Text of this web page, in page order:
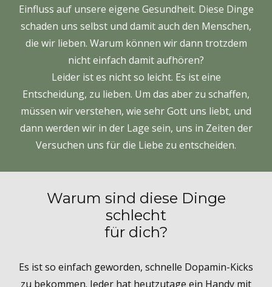
Einfluss auf unsere eigene Gesundheit. Diese Dinge
schaden uns selbst und damit auch den Menschen,
die wir lieben. Warum können wir dann trotzdem
nicht einfach damit aufhören?
Leider ist es nicht so leicht. Es ist eine
Entscheidung, zu lieben. Um das aber zu schaffen,
müssen wir verstehen, wie sehr Gott uns liebt, und
dann werden wir in der Lage sein, uns in Zeiten der
Versuchen uns für die Liebe zu entscheiden.
Warum sind diese Dinge
schlecht
für dich?
Es ist so einfach geworden, schnelle Dopamin-Kicks
zu bekommen. Jeder hat heutzutage ein Handy mit